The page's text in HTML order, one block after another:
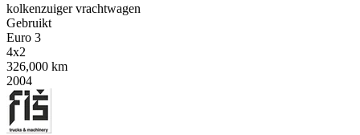
kolkenzuiger vrachtwagen
Gebruikt
Euro 3
4x2
326,000 km
2004